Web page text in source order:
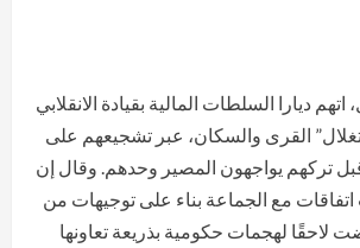
ديارا السلطات المالية بقيادة الانقلابي
القرى والسكان، عبر تشجيعهم على
تركهم يواجهون المصير وحدهم. وقال إن
مع الجماعة بناء على توجيهات من
لاحقًا لهجمات حكومية بذريعة تعاونها